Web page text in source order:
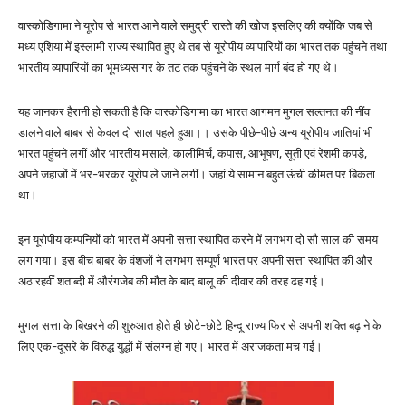
वास्कोडिगामा ने यूरोप से भारत आने वाले समुद्री रास्ते की खोज इसलिए की क्योंकि जब से
मध्य एशिया में इस्लामी राज्य स्थापित हुए थे तब से यूरोपीय व्यापारियों का भारत तक पहुंचने तथा
भारतीय व्यापारियों का भूमध्यसागर के तट तक पहुंचने के स्थल मार्ग बंद हो गए थे।
यह जानकर हैरानी हो सकती है कि वास्कोडिगामा का भारत आगमन मुगल सल्तनत की नींव
डालने वाले बाबर से केवल दो साल पहले हुआ।। उसके पीछे-पीछे अन्य यूरोपीय जातियां भी
भारत पहुंचने लगीं और भारतीय मसाले, कालीमिर्च, कपास, आभूषण, सूती एवं रेशमी कपड़े,
अपने जहाजों में भर-भरकर यूरोप ले जाने लगीं। जहां ये सामान बहुत ऊंची कीमत पर बिकता
था।
इन यूरोपीय कम्पनियों को भारत में अपनी सत्ता स्थापित करने में लगभग दो सौ साल की समय
लग गया। इस बीच बाबर के वंशजों ने लगभग सम्पूर्ण भारत पर अपनी सत्ता स्थापित की और
अठारहवीं शताब्दी में औरंगजेब की मौत के बाद बालू की दीवार की तरह ढह गई।
मुगल सत्ता के बिखरने की शुरुआत होते ही छोटे-छोटे हिन्दू राज्य फिर से अपनी शक्ति बढ़ाने के
लिए एक-दूसरे के विरुद्ध युद्धों में संलग्न हो गए। भारत में अराजकता मच गई।